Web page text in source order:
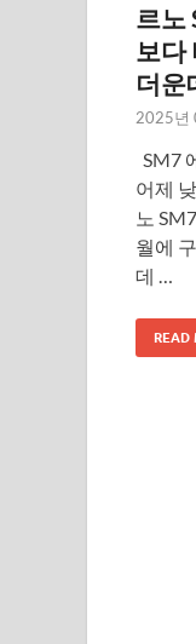
르노
보다
더운
2025년
SM7
어제
노
월에
데 …
READ